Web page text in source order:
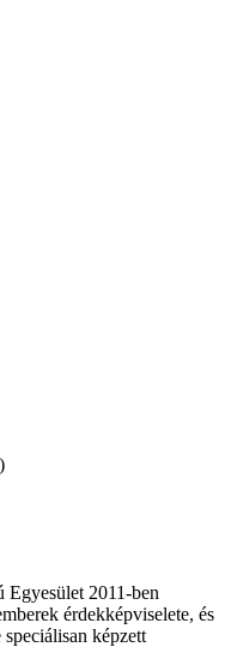
2011-ben
érdekképviselete, és
speciálisan képzett